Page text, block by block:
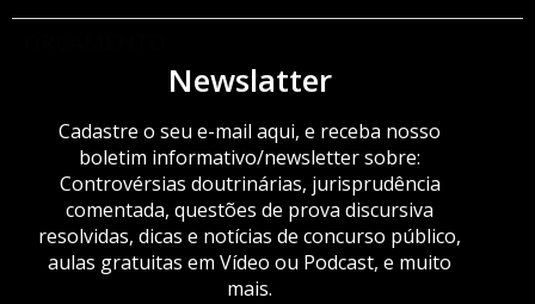
Newslatter
Cadastre o seu e-mail aqui, e receba nosso
boletim informativo/newsletter sobre:
Controvérsias doutrinárias, jurisprudência
comentada, questões de prova discursiva
resolvidas, dicas e notícias de concurso público,
aulas gratuitas em Vídeo ou Podcast, e muito
mais.